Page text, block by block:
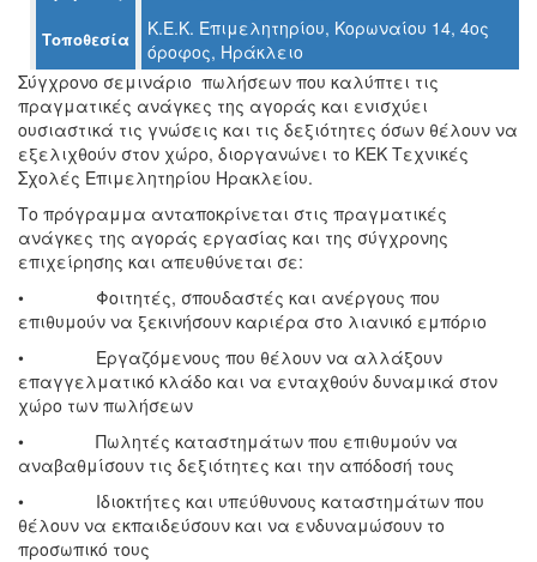
ΤΟΠΟΣ
ΜΑΣ
ΔΗΜΟΣ
ΠΟΛΙΤΙΣΜΟΣ
ΠΟΛΗ
Τοποθεσία
Κ.Ε.Κ. Επιμελητηρίου, Κορωναίου 14, 4ος
όροφος, Ηράκλειο
Σύγχρονο σεμινάριο πωλήσεων που καλύπτει τις
πραγματικές ανάγκες της αγοράς και ενισχύει
ουσιαστικά τις γνώσεις και τις δεξιότητες όσων θέλουν να
εξελιχθούν στον χώρο, διοργανώνει το ΚΕΚ Τεχνικές
Σχολές Επιμελητηρίου Ηρακλείου.
Το πρόγραμμα ανταποκρίνεται στις πραγματικές
ανάγκες της αγοράς εργασίας και της σύγχρονης
επιχείρησης και απευθύνεται σε:
• Φοιτητές, σπουδαστές και ανέργους που
επιθυμούν να ξεκινήσουν καριέρα στο λιανικό εμπόριο
• Εργαζόμενους που θέλουν να αλλάξουν
επαγγελματικό κλάδο και να ενταχθούν δυναμικά στον
χώρο των πωλήσεων
• Πωλητές καταστημάτων που επιθυμούν να
αναβαθμίσουν τις δεξιότητες και την απόδοσή τους
• Ιδιοκτήτες και υπεύθυνους καταστημάτων που
θέλουν να εκπαιδεύσουν και να ενδυναμώσουν το
προσωπικό τους